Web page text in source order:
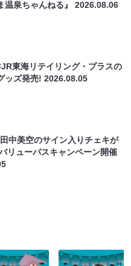
温泉ちゃんねる』2026.08.06
東海リテイリング・プラスの
ッズ発売!2026.08.05
中美空のサイン入りチェキが
リューパスキャンペーン開催